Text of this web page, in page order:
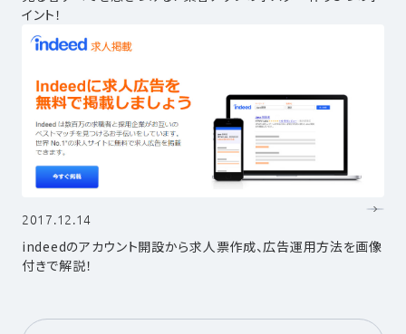
イント！
2017.12.14
indeedのアカウント開設から求人票作成、広告運用方法を画像
付きで解説！